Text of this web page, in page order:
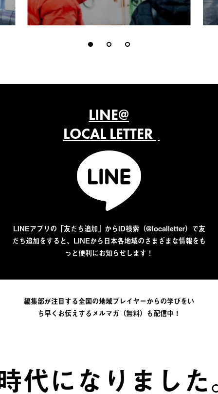
LINE@
LOCAL LETTER
LINEアプリの「友だち追加」からID検索（@localletter）で友
だち追加をすると、LINEから日本各地域のさまざまな情報をも
っと便利にお知らせします！
編集部が注目する全国の地域プレイヤーからの学びをい
ち早くお伝えするメルマガ（無料）も配信中！
になりました。